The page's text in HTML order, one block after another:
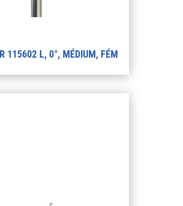
115602 L, 0°, MÉDIUM, FÉM